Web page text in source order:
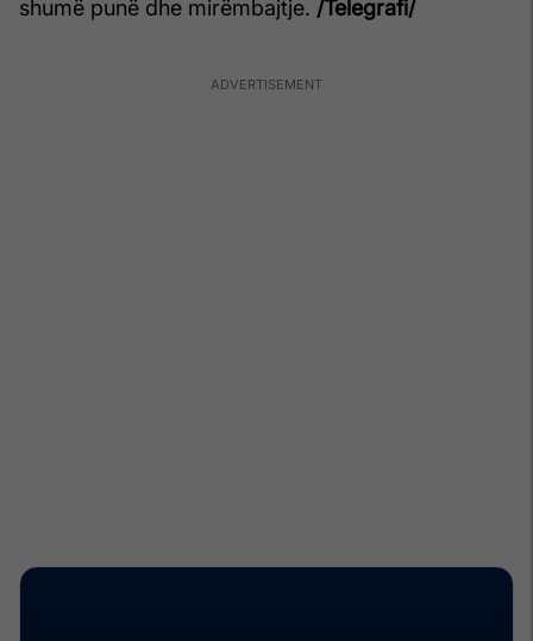
shumë punë dhe mirëmbajtje. /Telegrafi/